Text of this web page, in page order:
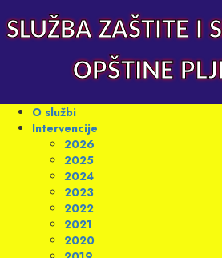
to
content
SLUŽBA ZAŠTITE I
OPŠTINE
Primary
Menu
O službi
Intervencije
2026
2025
2024
2023
2022
2021
2020